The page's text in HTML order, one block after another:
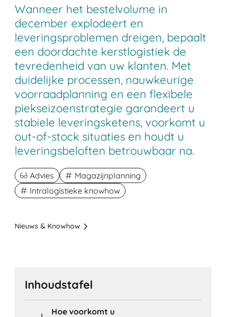
Wanneer het bestelvolume in
december explodeert en
leveringsproblemen dreigen, bepaalt
een doordachte kerstlogistiek de
tevredenheid van uw klanten. Met
duidelijke processen, nauwkeurige
voorraadplanning en een flexibele
piekseizoenstrategie garandeert u
stabiele leveringsketens, voorkomt u
out-of-stock situaties en houdt u
leveringsbeloften betrouwbaar na.
Advies
Magazijnplanning
Intralogistieke knowhow
Nieuws & Knowhow
Inhoudstafel
Hoe voorkomt u